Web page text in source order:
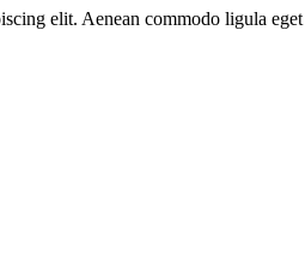
elit. Aenean commodo ligula